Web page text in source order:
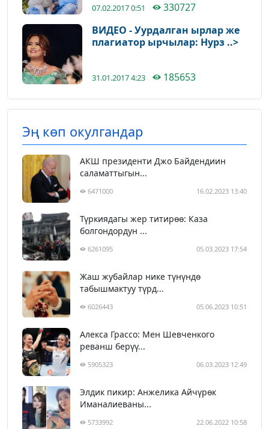
07.02.2017 0:51
330727
ВИДЕО - Уурдалган ырлар же
плагиатор ырчылар: Нурз ..>
31.01.2017 4:23 185653
Эң көп окулгандар
АКШ президенти Джо Байдендиин
саламаттыгын...
6471000 16.02.2023 13:40
Түркиядагы жер титирөө: Каза
болгондордун ...
6261095 05.03.2023 17:54
Жаш жубайлар нике түнүндө
табышмактуу түрд...
6026443 05.06.2023 10:51
Алекса Грассо: Мен Шевченкого
реванш берүү...
5905323 06.03.2023 12:49
Элдик пикир: Анжелика Айчүрөк
Иманалиеваны...
5733992 22.06.2022 10:58